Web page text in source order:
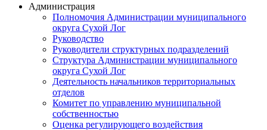
Администрация
Полномочия Администрации муниципального
округа Сухой Лог
Руководство
Руководители структурных подразделений
Структура Администрации муниципального
округа Сухой Лог
Деятельность начальников территориальных
отделов
Комитет по управлению муниципальной
собственностью
Оценка регулирующего воздействия